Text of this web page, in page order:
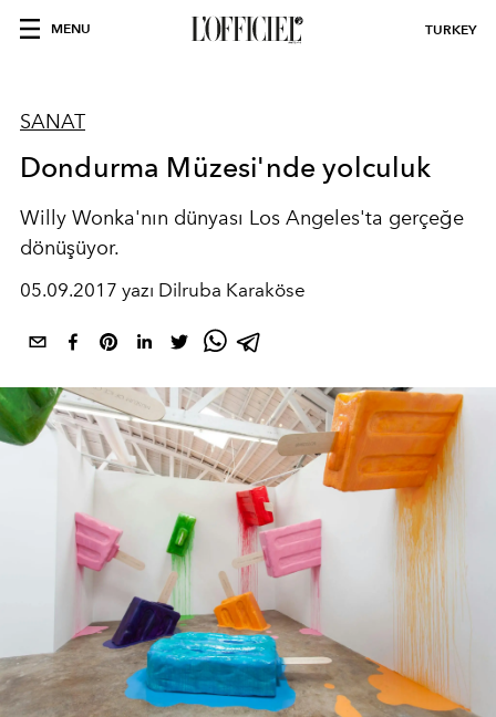
MENU TURKEY
SANAT
Dondurma Müzesi'nde yolculuk
Willy Wonka'nın dünyası Los Angeles'ta gerçeğe
dönüşüyor.
05.09.2017 yazı Dilruba Karaköse